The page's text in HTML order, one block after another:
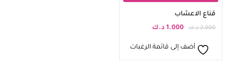
قناع الاعشاب
2.000 د.ك 1.000 د.ك
أضف إلى قائمة الرغبات